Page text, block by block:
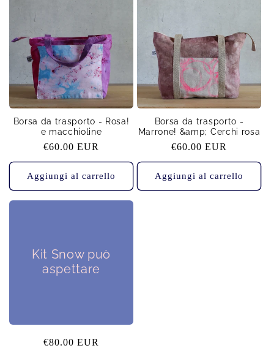
Borsa da trasporto - Rosa!
e macchioline
Prezzo
di
listino
€60.00 EUR
Aggiungi al carrello
Borsa da trasporto -
Marrone! &amp; Cerchi rosa
Prezzo
di
listino
€60.00 EUR
Aggiungi al carrello
Kit Snow può
aspettare
Prezzo
€80.00 EUR